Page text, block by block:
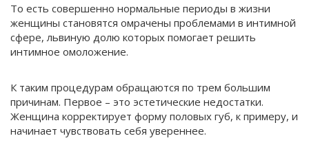
То есть совершенно нормальные периоды в жизни
женщины становятся омрачены проблемами в интимной
сфере, львиную долю которых помогает решить
интимное омоложение.
К таким процедурам обращаются по трем большим
причинам. Первое – это эстетические недостатки.
Женщина корректирует форму половых губ, к примеру, и
начинает чувствовать себя увереннее.